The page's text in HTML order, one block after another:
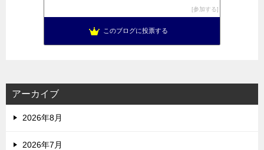
参加する
このブログに投票する
アーカイブ
2026年8月
2026年7月